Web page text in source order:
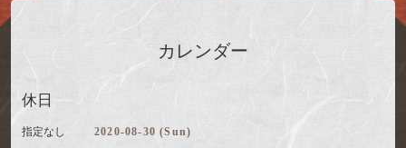
カレンダー
休日
指定なし 2020-08-30 (Sun)